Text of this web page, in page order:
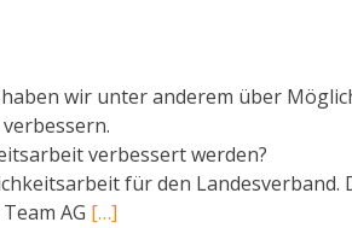
wir unter anderem über
verbessert werden?
für den Landesverband.
AG […]